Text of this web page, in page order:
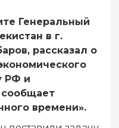
Генеральный
в г.
рассказал о
РФ и
времени».